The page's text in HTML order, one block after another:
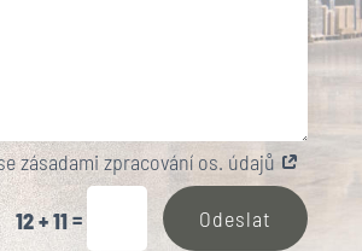
zásadami zpracování os. údajů
12 + 11= Odeslat